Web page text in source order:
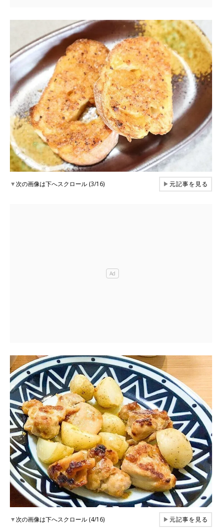
▼次の画像は下へスクロール (3/16) ▶元記事を見る
▼次の画像は下へスクロール (4/16) ▶元記事を見る